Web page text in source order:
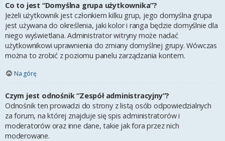
Co to jest “Domyślna grupa użytkownika”?
Jeżeli użytkownik jest członkiem kilku grup, jego domyślna grupa
jest używana do określenia, jaki kolor i ranga będzie domyślnie dla
niego wyświetlana. Administrator witryny może nadać
użytkownikowi uprawnienia do zmiany domyślnej grupy. Wówczas
można to zrobić z poziomu panelu zarządzania kontem.
Na górę
Czym jest odnośnik “Zespół administracyjny”?
Odnośnik ten prowadzi do strony z listą osób odpowiedzialnych
za forum, na której znajduje się spis administratorów i
moderatorów oraz inne dane, takie jak fora przez nich
moderowane.